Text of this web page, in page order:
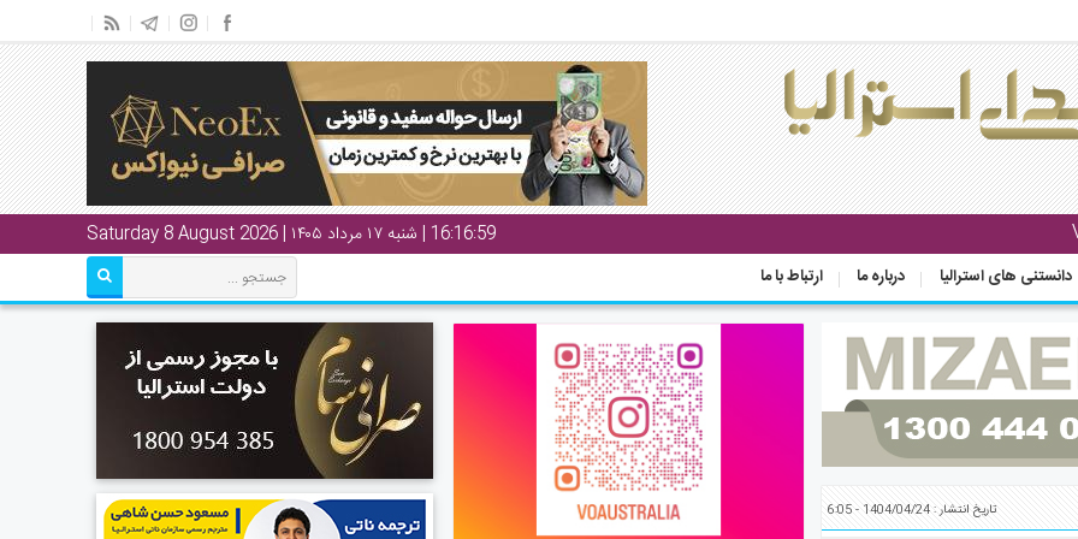
16:17:00 | شنبه ۱۷ مرداد ۱۴۰۵ | Saturday 8 August 2026
دانستنی های استرالیا درباره ما ارتباط با ما
تاریخ انتشار : 1404/04/24 - 6:05